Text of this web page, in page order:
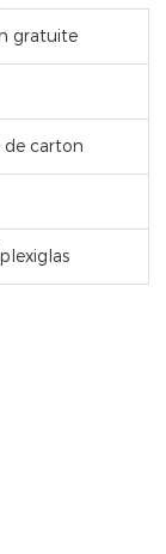
gratuite
carton